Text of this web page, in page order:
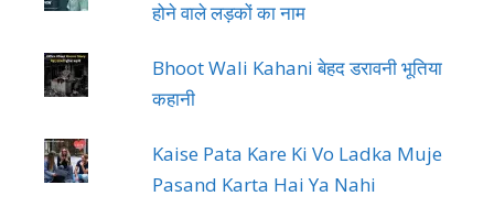
होने वाले लड़कों का नाम
Bhoot Wali Kahani बेहद डरावनी भूतिया
कहानी
Kaise Pata Kare Ki Vo Ladka Muje
Pasand Karta Hai Ya Nahi